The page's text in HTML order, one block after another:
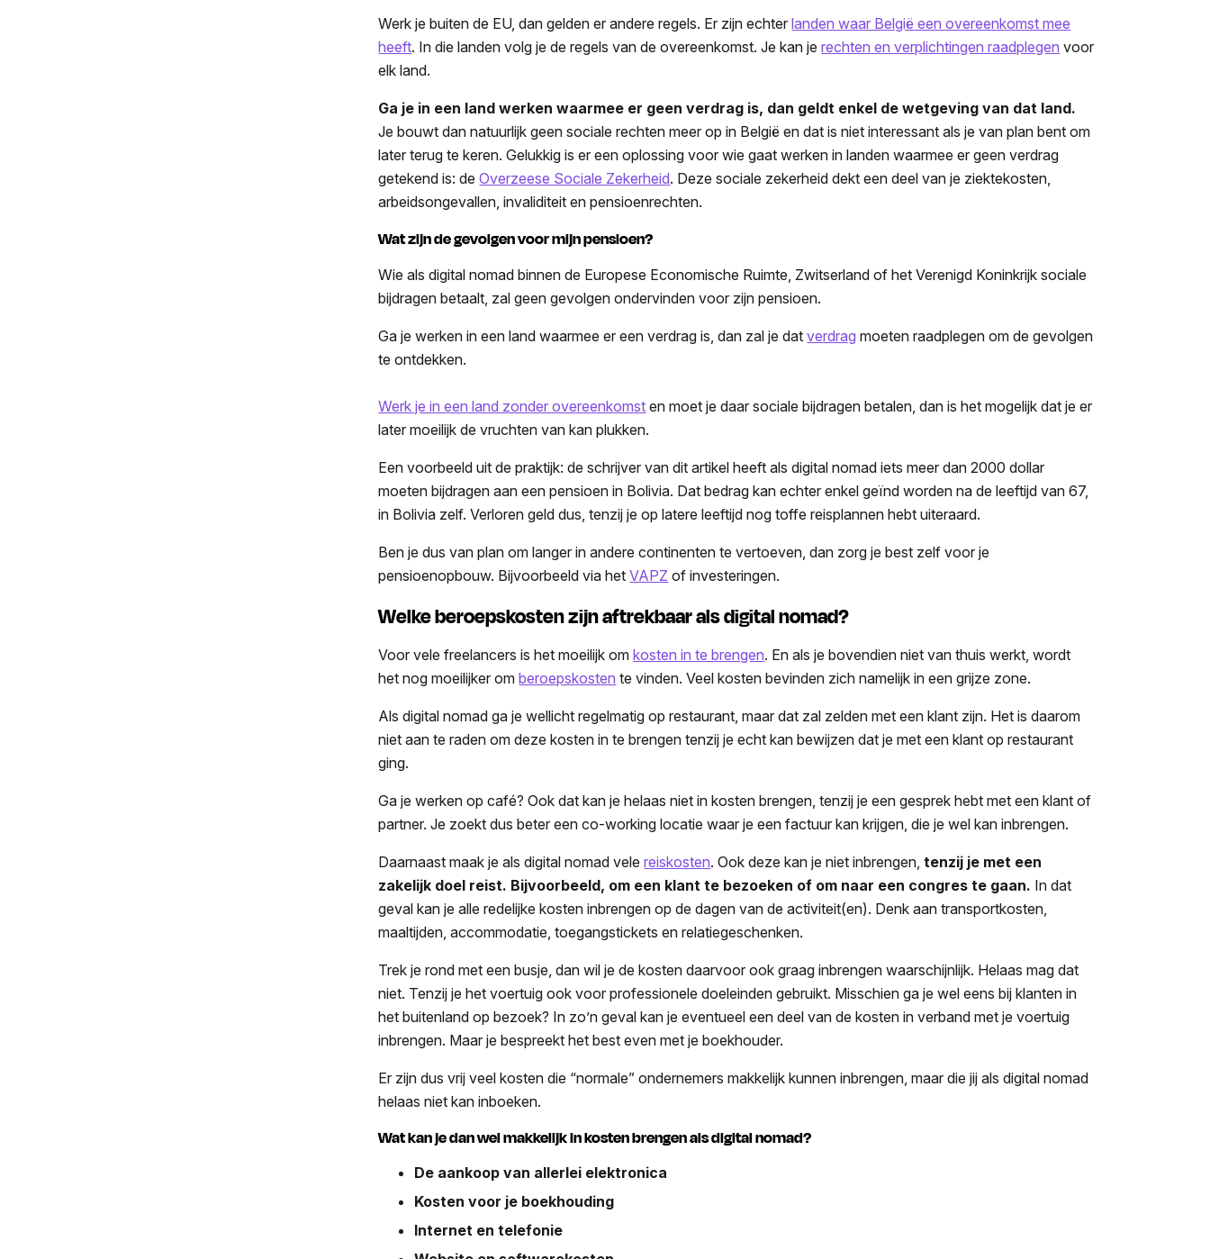
Werk je buiten de EU, dan gelden er andere regels. Er zijn echterlanden waar België een overeenkomst mee
heeft. In die landen volg je de regels van de overeenkomst. Je kan jerechten en verplichtingen raadplegen voor
elk land.
Ga je in een land werken waarmee er geen verdrag is, dan geldt enkel de wetgeving van dat land.
Je bouwt dan natuurlijk geen sociale rechten meer op in België en dat is niet interessant als je van plan bent om
later terug te keren. Gelukkig is er een oplossing voor wie gaat werken in landen waarmee er geen verdrag
getekend is: deOverzeese Sociale Zekerheid. Deze sociale zekerheid dekt een deel van je ziektekosten,
arbeidsongevallen, invaliditeit en pensioenrechten.
Wat zijn de gevolgen voor mijn pensioen?
Wie als digital nomad binnen de Europese Economische Ruimte, Zwitserland of het Verenigd Koninkrijk sociale
bijdragen betaalt, zal geen gevolgen ondervinden voor zijn pensioen.
Ga je werken in een land waarmee er een verdrag is, dan zal je datverdrag moeten raadplegen om de gevolgen
te ontdekken.
Werk je in een land zonder overeenkomst en moet je daar sociale bijdragen betalen, dan is het mogelijk dat je er
later moeilijk de vruchten van kan plukken.
Een voorbeeld uit de praktijk: de schrijver van dit artikel heeft als digital nomad iets meer dan 2000 dollar
moeten bijdragen aan een pensioen in Bolivia. Dat bedrag kan echter enkel geïnd worden na de leeftijd van 67,
in Bolivia zelf. Verloren geld dus, tenzij je op latere leeftijd nog toffe reisplannen hebt uiteraard.
Ben je dus van plan om langer in andere continenten te vertoeven, dan zorg je best zelf voor je
pensioenopbouw. Bijvoorbeeld via hetVAPZ of investeringen.
Welke beroepskosten zijn aftrekbaar als digital nomad?
Voor vele freelancers is het moeilijk omkosten in te brengen. En als je bovendien niet van thuis werkt, wordt
het nog moeilijker omberoepskosten te vinden. Veel kosten bevinden zich namelijk in een grijze zone.
Als digital nomad ga je wellicht regelmatig op restaurant, maar dat zal zelden met een klant zijn. Het is daarom
niet aan te raden om deze kosten in te brengen tenzij je echt kan bewijzen dat je met een klant op restaurant
ging.
Ga je werken op café? Ook dat kan je helaas niet in kosten brengen, tenzij je een gesprek hebt met een klant of
partner. Je zoekt dus beter een co-working locatie waar je een factuur kan krijgen, die je wel kan inbrengen.
Daarnaast maak je als digital nomad velereiskosten. Ook deze kan je niet inbrengen,tenzij je met een
zakelijk doel reist. Bijvoorbeeld, om een klant te bezoeken of om naar een congres te gaan. In dat
geval kan je alle redelijke kosten inbrengen op de dagen van de activiteit(en). Denk aan transportkosten,
maaltijden, accommodatie, toegangstickets en relatiegeschenken.
Trek je rond met een busje, dan wil je de kosten daarvoor ook graag inbrengen waarschijnlijk. Helaas mag dat
niet. Tenzij je het voertuig ook voor professionele doeleinden gebruikt. Misschien ga je wel eens bij klanten in
het buitenland op bezoek? In zo’n geval kan je eventueel een deel van de kosten in verband met je voertuig
inbrengen. Maar je bespreekt het best even met je boekhouder.
Er zijn dus vrij veel kosten die “normale” ondernemers makkelijk kunnen inbrengen, maar die jij als digital nomad
helaas niet kan inboeken.
Wat kan je dan wel makkelijk in kosten brengen als digital nomad?
De aankoop van allerlei elektronica
Kosten voor je boekhouding
Internet en telefonie